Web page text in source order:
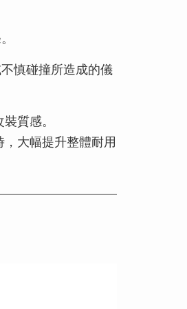
慎碰撞所造成的儀
質感。
大幅提升整體耐用